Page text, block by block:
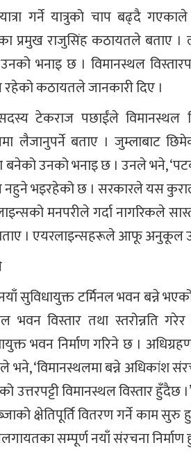
गर्ने यात्रुको चाप बढ्दै
प्रमुख राजुसिंह कठायतले बताए ।
भनाइ छ । विमानस्थल
रहेको कठायतले जानकारी दिए ।
टेकराज पछाईंले विमानस्थल
लैजानुपर्ने बताए । जुम्लाबाट
बनेको उनको भनाइ छ । उनले भने,
भइरहेको छ । सरकारले यस
मनपरीले गर्दा नागरिकले
। एयरलाइन्सहरूले आफू अनुकूल
सुविधायुक्त टर्मिनल भवन बन्ने
भवन विस्तार तथा स्तरोन्नति
भवन निर्माण गरिने छ ।
‘विमानस्थलमा बन्ने अधिकांश
विमानस्थल विस्तार हुँदैछ ।’
क्षेतिपूर्ति वितरण गर्ने काम सुरु
सम्पूर्ण नयाँ संरचना